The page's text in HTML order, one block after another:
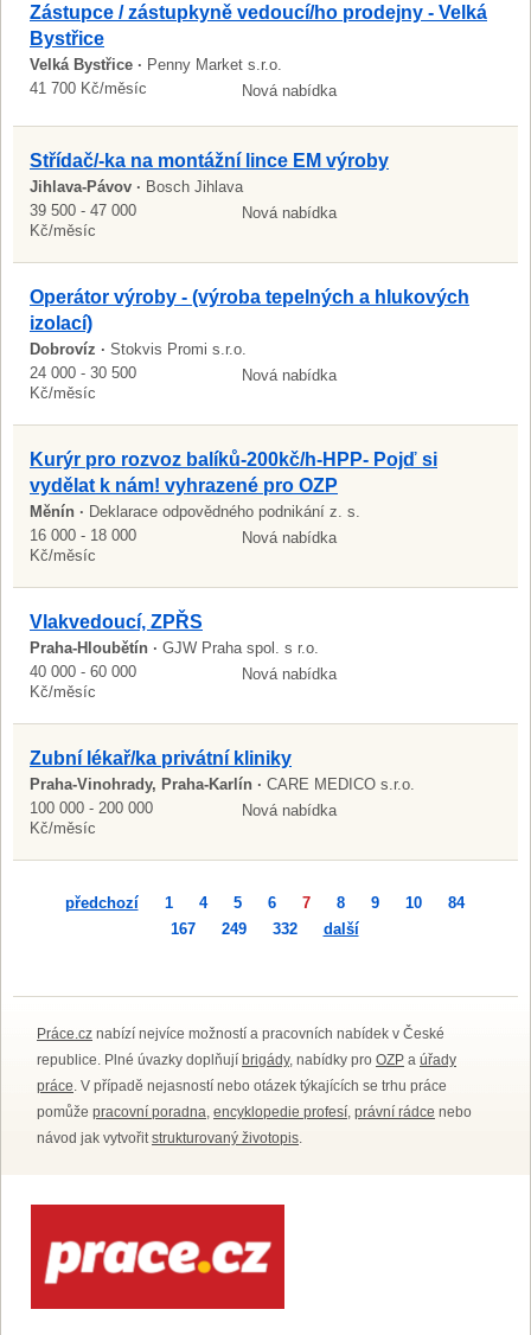
Zástupce / zástupkyně vedoucí/ho prodejny - Velká
Bystřice
Velká Bystřice · Penny Market s.r.o.
41 700 Kč/měsíc
Nová nabídka
Střídač/-ka na montážní lince EM výroby
Jihlava-Pávov · Bosch Jihlava
39 500 - 47 000
Kč/měsíc
Nová nabídka
Operátor výroby - (výroba tepelných a hlukových
izolací)
Dobrovíz · Stokvis Promi s.r.o.
24 000 - 30 500
Kč/měsíc
Nová nabídka
Kurýr pro rozvoz balíků-200kč/h-HPP- Pojď si
vydělat k nám! vyhrazené pro OZP
Měnín · Deklarace odpovědného podnikání z. s.
16 000 - 18 000
Kč/měsíc
Nová nabídka
Vlakvedoucí, ZPŘS
Praha-Hloubětín · GJW Praha spol. s r.o.
40 000 - 60 000
Kč/měsíc
Nová nabídka
Zubní lékař/ka privátní kliniky
Praha-Vinohrady, Praha-Karlín · CARE MEDICO s.r.o.
100 000 - 200 000
Kč/měsíc
Nová nabídka
předchozí 1 4 5 6 7 8 9 10
84
167
249 332 další
Práce.cz nabízí nejvíce možností a pracovních nabídek v České
republice. Plné úvazky doplňují brigády, nabídky pro OZP a úřady
práce. V případě nejasností nebo otázek týkajících se trhu práce
pomůže pracovní poradna, encyklopedie profesí, právní rádce nebo
návod jak vytvořitstrukturovaný životopis.